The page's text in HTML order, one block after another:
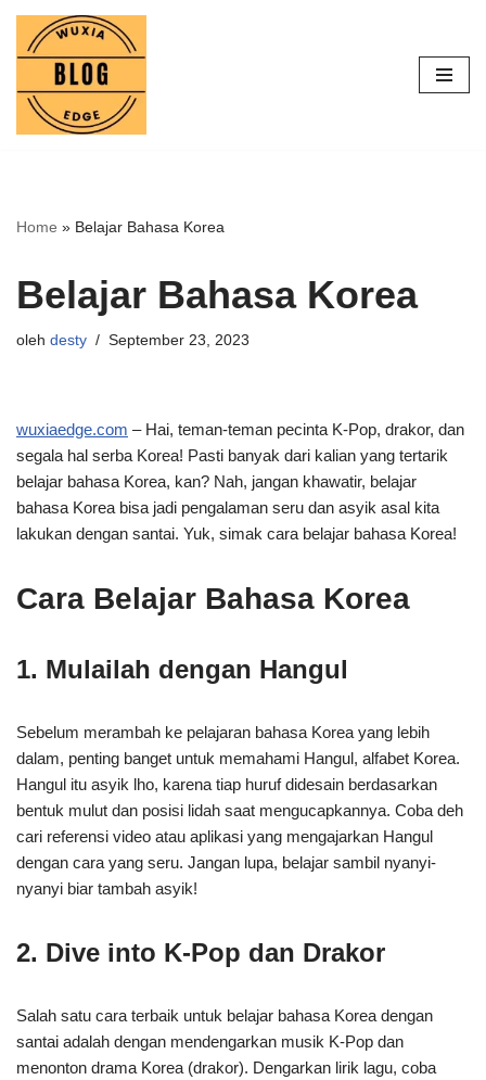
Lompat
konten
Home » Belajar Bahasa Korea
Belajar Bahasa Korea
oleh desty September 23, 2023
wuxiaedge.com – Hai, teman-teman pecinta K-Pop, drakor, dan
segala hal serba Korea! Pasti banyak dari kalian yang tertarik
belajar bahasa Korea, kan? Nah, jangan khawatir, belajar
bahasa Korea bisa jadi pengalaman seru dan asyik asal kita
lakukan dengan santai. Yuk, simak cara belajar bahasa Korea!
Cara Belajar Bahasa Korea
1. Mulailah dengan Hangul
Sebelum merambah ke pelajaran bahasa Korea yang lebih
dalam, penting banget untuk memahami Hangul, alfabet Korea.
Hangul itu asyik lho, karena tiap huruf didesain berdasarkan
bentuk mulut dan posisi lidah saat mengucapkannya. Coba deh
cari referensi video atau aplikasi yang mengajarkan Hangul
dengan cara yang seru. Jangan lupa, belajar sambil nyanyi-
nyanyi biar tambah asyik!
2. Dive into K-Pop dan Drakor
Salah satu cara terbaik untuk belajar bahasa Korea dengan
santai adalah dengan mendengarkan musik K-Pop dan
menonton drama Korea (drakor). Dengarkan lirik lagu, coba